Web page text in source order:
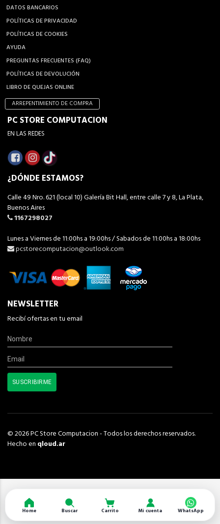
DATOS BANCARIOS
POLÍTICAS DE PRIVACIDAD
POLÍTICAS DE COOKIES
AYUDA
PREGUNTAS FRECUENTES (FAQ)
POLÍTICAS DE DEVOLUCIÓN
LIBRO DE QUEJAS ONLINE
ARREPENTIMIENTO DE COMPRA
PC STORE COMPUTACION
EN LAS REDES
¿DÓNDE ESTAMOS?
Calle 49 Nro. 621 (local 10) Galería Bit Hall, entre calle 7 y 8, La Plata,
Buenos Aires
1167298027
Lunes a Viernes de 11:00hs a 19:00hs / Sabados de 11:00hs a 18:00hs
pcstorecomputacion@outlook.com
NEWSLETTER
Recibí ofertas en tu email
© 2026 PC Store Computacion - Todos los derechos reservados.
Hecho en qloud.ar
Home Buscar Carrito Mi cuenta